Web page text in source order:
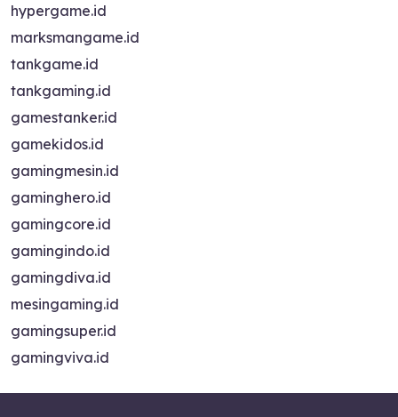
hypergame.id
marksmangame.id
tankgame.id
tankgaming.id
gamestanker.id
gamekidos.id
gamingmesin.id
gaminghero.id
gamingcore.id
gamingindo.id
gamingdiva.id
mesingaming.id
gamingsuper.id
gamingviva.id